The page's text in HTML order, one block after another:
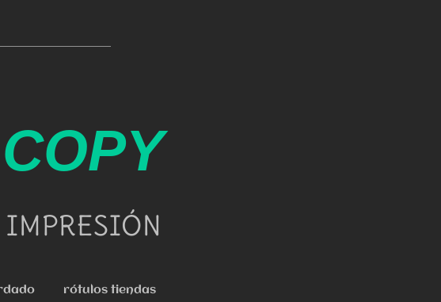
rótulos tiendas